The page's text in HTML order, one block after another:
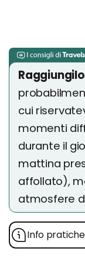
cui
momenti
durante il
mattina
affollato),
atmosfere
Info